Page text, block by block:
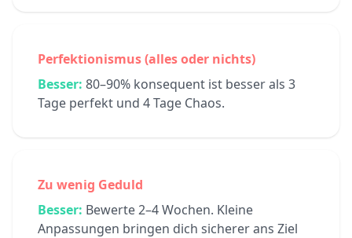
Perfektionismus (alles oder nichts)
Besser: 80–90% konsequent ist besser als 3
Tage perfekt und 4 Tage Chaos.
Zu wenig Geduld
Besser: Bewerte 2–4 Wochen. Kleine
Anpassungen bringen dich sicherer ans Ziel